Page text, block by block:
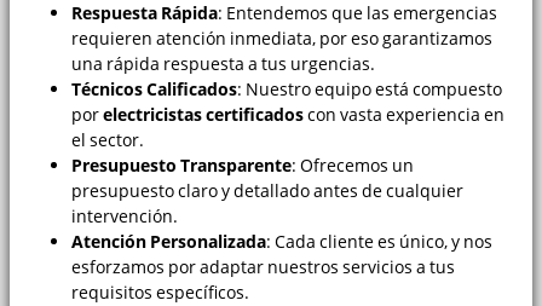
Respuesta Rápida: Entendemos que las emergencias
requieren atención inmediata, por eso garantizamos
una rápida respuesta a tus urgencias.
Técnicos Calificados: Nuestro equipo está compuesto
porelectricistas certificadoscon vasta experiencia en
el sector.
Presupuesto Transparente: Ofrecemos un
presupuesto claro y detallado antes de cualquier
intervención.
Atención Personalizada: Cada cliente es único, y nos
esforzamos por adaptar nuestros servicios a tus
requisitos específicos.